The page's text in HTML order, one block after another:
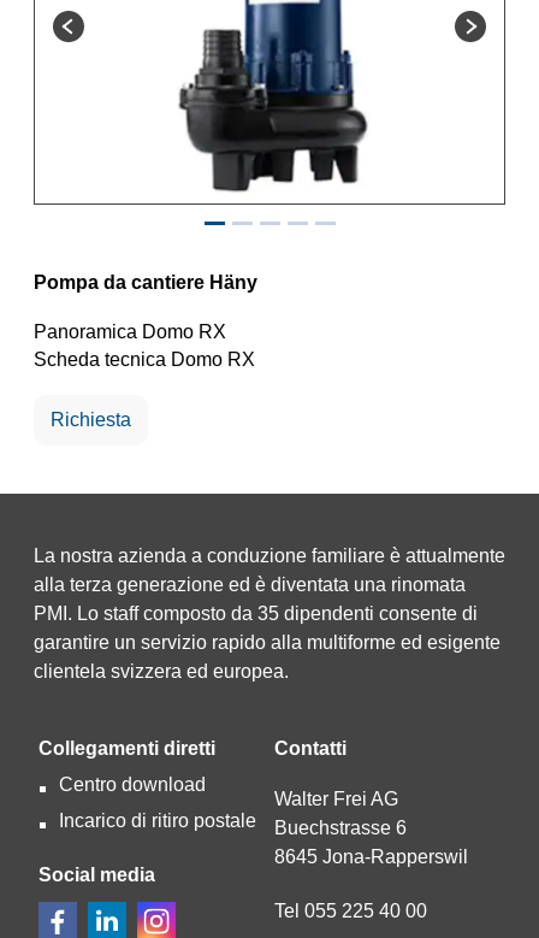
Pompa da cantiere Häny
Panoramica Domo RX
Scheda tecnica Domo RX
Richiesta
La nostra azienda a conduzione familiare è attualmente
alla terza generazione ed è diventata una rinomata
PMI. Lo staff composto da 35 dipendenti consente di
garantire un servizio rapido alla multiforme ed esigente
clientela svizzera ed europea.
Collegamenti diretti
Centro download
Incarico di ritiro postale
Social media
Contatti
Walter Frei AG
Buechstrasse 6
8645 Jona-Rapperswil
Tel 055 225 40 00